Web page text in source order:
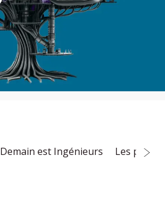
Demain est Ingénieurs Les